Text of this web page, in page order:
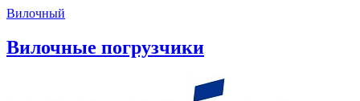
Вилочный
Вилочные погрузчики